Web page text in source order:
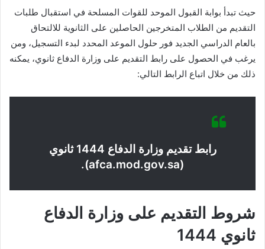
حيث تبدأ بوابة القبول الموحد للقوات المسلحة في استقبال طلبات
التقديم من الطلاب المتخرجين الحاصلين على الثانوية للالتحاق
بالعام الدراسي الجديد فور حلول الموعد المحدد لبدء التسجيل، ومن
يرغب في الحصول على رابط التقديم على وزارة الدفاع ثانوي، يمكنه
ذلك من خلال اتباع الرابط التالي:
رابط تقديم وزارة الدفاع 1444 ثانوي
(afca.mod.gov.sa).
شروط التقديم على وزارة الدفاع
ثانوي 1444